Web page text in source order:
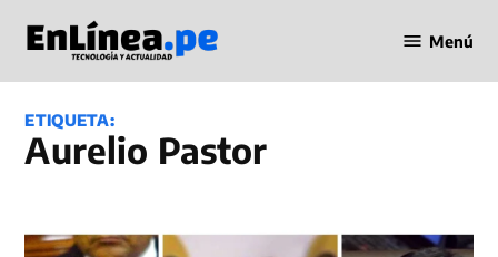
contenido
en Línea
Menú
ETIQUETA:
Aurelio Pastor